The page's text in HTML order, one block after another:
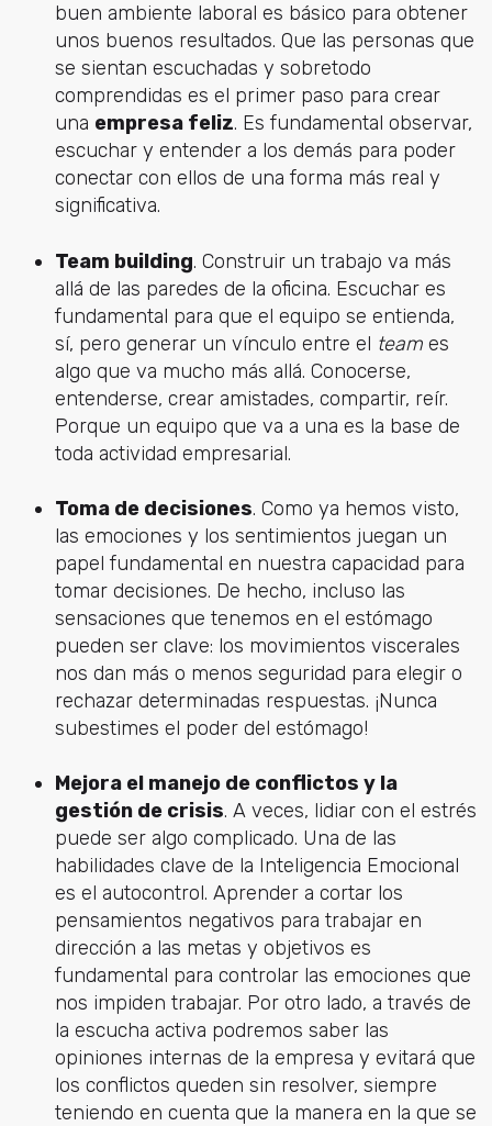
buen ambiente laboral es básico para obtener
unos buenos resultados. Que las personas que
se sientan escuchadas y sobretodo
comprendidas es el primer paso para crear
una empresa feliz. Es fundamental observar,
escuchar y entender a los demás para poder
conectar con ellos de una forma más real y
significativa.
Team building. Construir un trabajo va más
allá de las paredes de la oficina. Escuchar es
fundamental para que el equipo se entienda,
sí, pero generar un vínculo entre el teames
algo que va mucho más allá. Conocerse,
entenderse, crear amistades, compartir, reír.
Porque un equipo que va a una es la base de
toda actividad empresarial.
Toma de decisiones. Como ya hemos visto,
las emociones y los sentimientos juegan un
papel fundamental en nuestra capacidad para
tomar decisiones. De hecho, incluso las
sensaciones que tenemos en el estómago
pueden ser clave: los movimientos viscerales
nos dan más o menos seguridad para elegir o
rechazar determinadas respuestas. ¡Nunca
subestimes el poder del estómago!
Mejora el manejo de conflictos y la
gestión de crisis. A veces, lidiar con el estrés
puede ser algo complicado. Una de las
habilidades clave de la Inteligencia Emocional
es el autocontrol. Aprender a cortar los
pensamientos negativos para trabajar en
dirección a las metas y objetivos es
fundamental para controlar las emociones que
nos impiden trabajar. Por otro lado, a través de
la escucha activa podremos saber las
opiniones internas de la empresa y evitará que
los conflictos queden sin resolver, siempre
teniendo en cuenta que la manera en la que se